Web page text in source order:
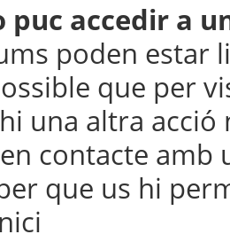
puc accedir a
poden estar
que per
una altra acció
contacte
que us hi